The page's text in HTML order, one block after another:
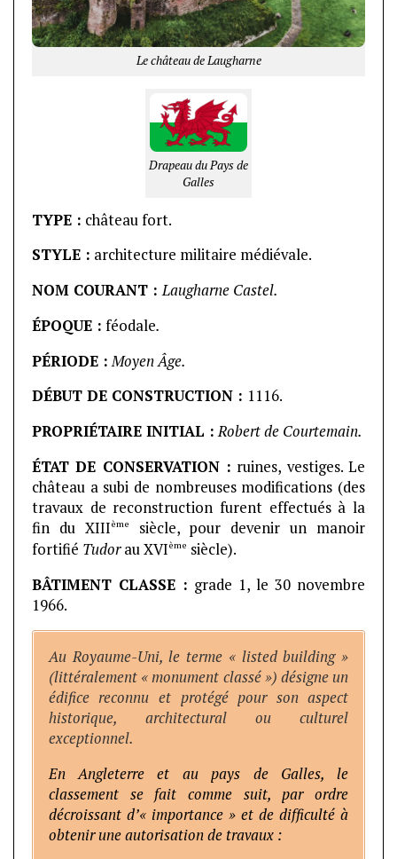
Le château de Laugharne
Drapeau du Pays de
Galles
TYPE : château fort.
STYLE : architecture militaire médiévale.
NOM COURANT :Laugharne Castel.
ÉPOQUE : féodale.
PÉRIODE :Moyen Âge.
DÉBUT DE CONSTRUCTION : 1116.
PROPRIÉTAIRE INITIAL :Robert de Courtemain.
ÉTAT DE CONSERVATION : ruines, vestiges. Le
château a subi de nombreuses modifications (des
travaux de reconstruction furent effectués à la
fin du XIIIème
siècle, pour devenir un manoir
fortifié Tudorau XVIème siècle).
BÂTIMENT CLASSE : grade 1, le 30 novembre
1966.
Au Royaume-Uni, le terme « listed building »
(littéralement « monument classé ») désigne un
édifice reconnu et protégé pour son aspect
historique, architectural ou culturel
exceptionnel.
En Angleterre et au pays de Galles, le
classement se fait comme suit, par ordre
décroissant d’« importance » et de difficulté à
obtenir une autorisation de travaux :